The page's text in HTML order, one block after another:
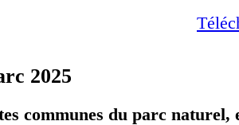
2025
communes du parc naturel,